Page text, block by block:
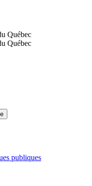
publiques